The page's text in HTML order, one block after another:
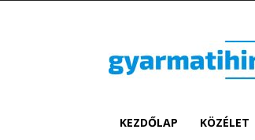
KEZDŐLAP KÖZÉLET